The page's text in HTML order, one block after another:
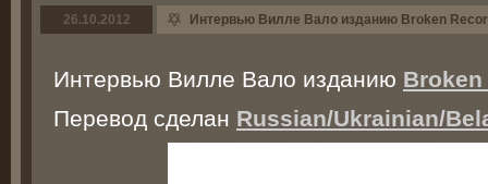
26.10.2012 Интервью Вилле Вало изданию Broken
Интервью Вилле Вало изданию Broken
Перевод сделан Russian/Ukrainian/